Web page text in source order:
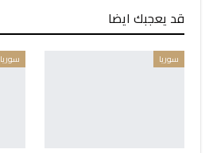
قد يعجبك ايضا
سوريا سوريا